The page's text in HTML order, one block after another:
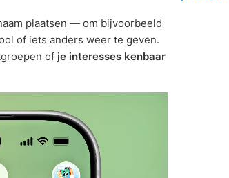
plaatsen — om bijvoorbeeld
of iets anders weer te geven.
of je interesses kenbaar